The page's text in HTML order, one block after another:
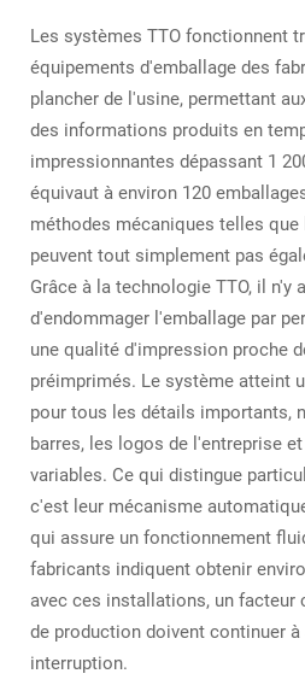
Les systèmes TTO fonctionnent
équipements d'emballage des
plancher de l'usine, permettant
des informations produits en
impressionnantes dépassant 1
équivaut à environ 120
méthodes mécaniques telles que
peuvent tout simplement pas
Grâce à la technologie TTO, il n'y
d'endommager l'emballage par
une qualité d'impression proche
préimprimés. Le système atteint
pour tous les détails importants,
barres, les logos de l'entreprise
variables. Ce qui distingue
c'est leur mécanisme
qui assure un fonctionnement
fabricants indiquent obtenir
avec ces installations, un facteur
de production doivent continuer à
interruption.